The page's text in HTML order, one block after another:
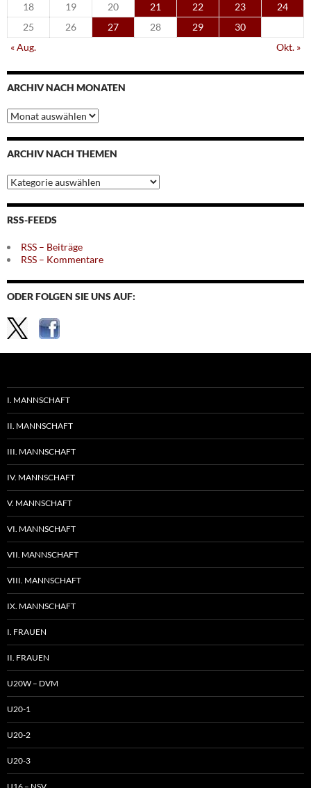
18
19 20 21 22 23
24
25
26 27 28 29
30
« Aug.
Okt. »
ARCHIV NACH MONATEN
Archiv
nach
Monaten
ARCHIV NACH THEMEN
Archiv
nach
Themen
RSS-FEEDS
RSS – Beiträge
RSS – Kommentare
ODER FOLGEN SIE UNS AUF:
I. MANNSCHAFT
II. MANNSCHAFT
III. MANNSCHAFT
IV. MANNSCHAFT
V. MANNSCHAFT
VI. MANNSCHAFT
VII. MANNSCHAFT
VIII. MANNSCHAFT
IX. MANNSCHAFT
I. FRAUEN
II. FRAUEN
U20W – DVM
U20-1
U20-2
U20-3